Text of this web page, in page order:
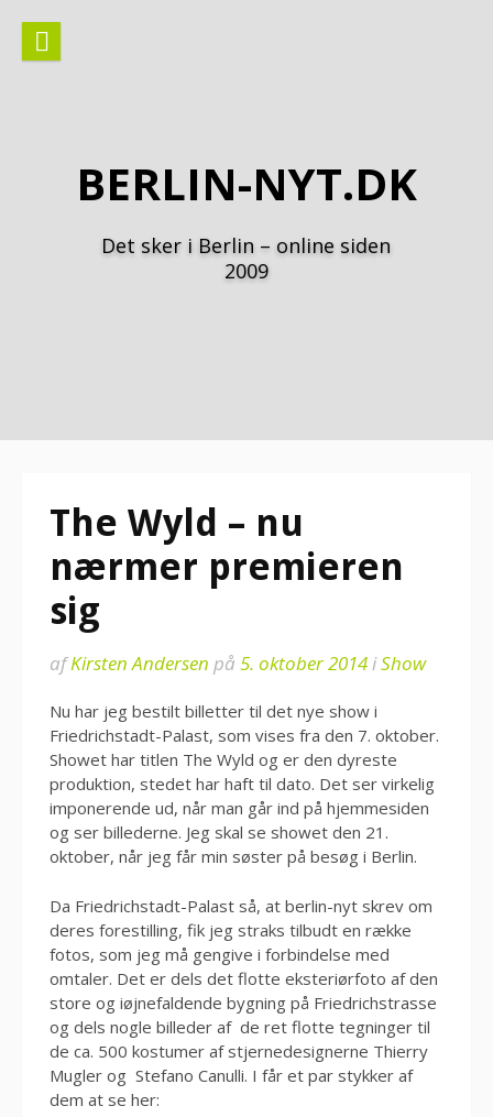
indhold
BERLIN-NYT.DK
Det sker i Berlin – online siden
2009
The Wyld – nu
nærmer premieren
sig
afKirsten Andersen på 5. oktober 2014iShow
Nu har jeg bestilt billetter til det nye show i
Friedrichstadt-Palast, som vises fra den 7. oktober.
Showet har titlen The Wyld og er den dyreste
produktion, stedet har haft til dato. Det ser virkelig
imponerende ud, når man går ind på hjemmesiden
og ser billederne. Jeg skal se showet den 21.
oktober, når jeg får min søster på besøg i Berlin.
Da Friedrichstadt-Palast så, at berlin-nyt skrev om
deres forestilling, fik jeg straks tilbudt en række
fotos, som jeg må gengive i forbindelse med
omtaler. Det er dels det flotte eksteriørfoto af den
store og iøjnefaldende bygning på Friedrichstrasse
og dels nogle billeder af de ret flotte tegninger til
de ca. 500 kostumer af stjernedesignerne Thierry
Mugler og Stefano Canulli. I får et par stykker af
dem at se her: